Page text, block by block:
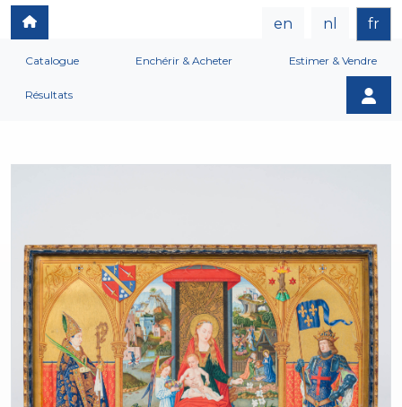
en nl fr
Catalogue Enchérir & Acheter Estimer & Vendre
Résultats